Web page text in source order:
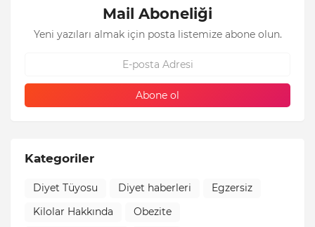
Mail Aboneliği
Yeni yazıları almak için posta listemize abone olun.
Kategoriler
Diyet Tüyosu Diyet haberleri
Egzersiz
Kilolar Hakkında
Obezite